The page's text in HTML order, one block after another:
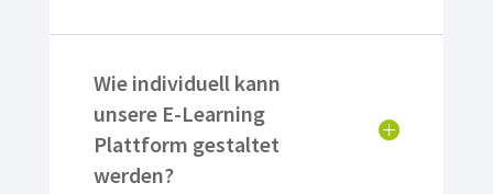
Wie individuell kann
unsere E-Learning
Plattform gestaltet
werden?